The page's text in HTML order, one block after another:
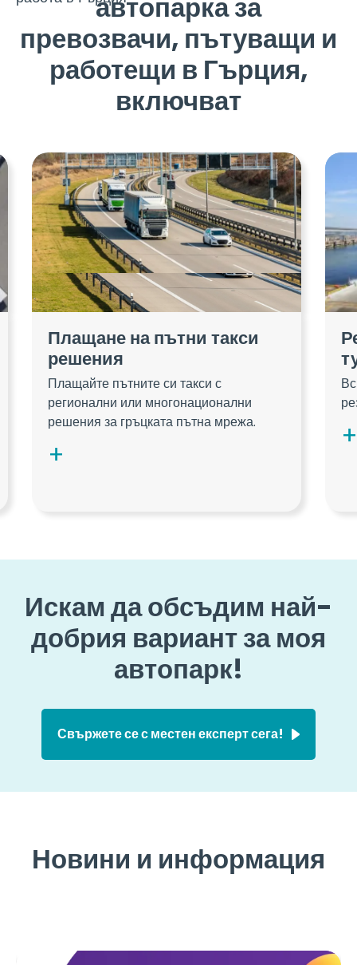
автопарка за
превозвачи, пътуващи и
работещи в Гърция,
включват
Плащане на пътни такси
решения
Плащайте пътните си такси с
регионални или многонационални
решения за гръцката пътна мрежа.
Искам да обсъдим най-
добрия вариант за моя
автопарк!
Свържете се с местен експерт сега!
Новини и информация